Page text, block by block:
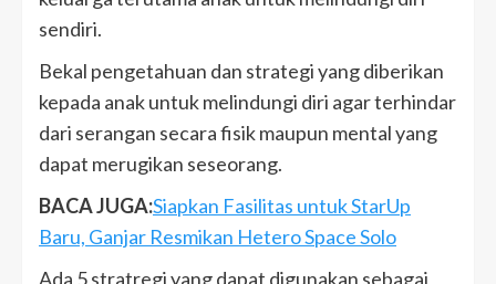
sendiri.
Bekal pengetahuan dan strategi yang diberikan
kepada anak untuk melindungi diri agar terhindar
dari serangan secara fisik maupun mental yang
dapat merugikan seseorang.
BACA JUGA:Siapkan Fasilitas untuk StarUp
Baru, Ganjar Resmikan Hetero Space Solo
Ada 5 stratregi yang dapat digunakan sebagai